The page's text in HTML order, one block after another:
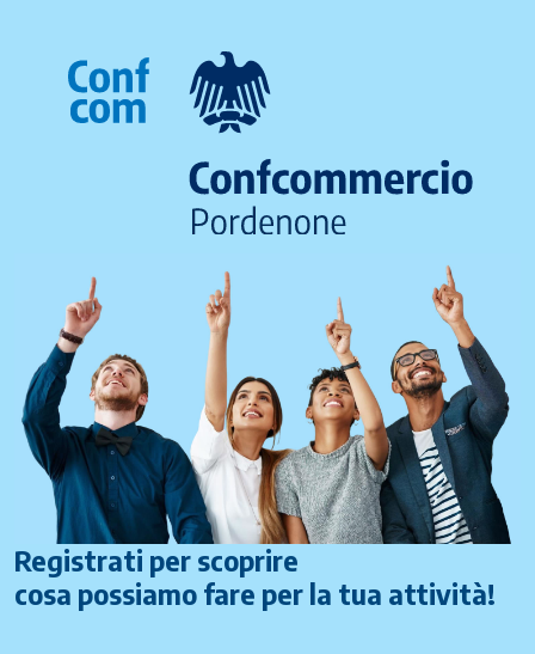
Registrati per scoprire
cosa possiamo fare per la tua attività!